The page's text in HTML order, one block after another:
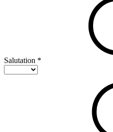
Salutation *